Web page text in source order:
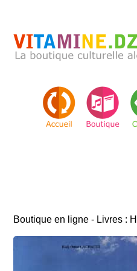
Boutique en ligne - Livres :